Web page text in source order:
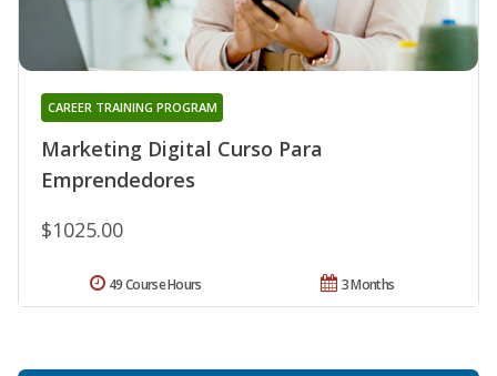
Marketing Digital Curso Para
Emprendedores
CAREER TRAINING PROGRAM
$1025.00
3 Months
49 Course Hours